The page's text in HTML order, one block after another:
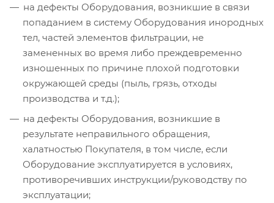
на дефекты Оборудования, возникшие в связи
попаданием в систему Оборудования инородных
тел, частей элементов фильтрации, не
замененных во время либо преждевременно
изношенных по причине плохой подготовки
окружающей среды (пыль, грязь, отходы
производства и т.д.);
на дефекты Оборудования, возникшие в
результате неправильного обращения,
халатностью Покупателя, в том числе, если
Оборудование эксплуатируется в условиях,
противоречивших инструкции/руководству по
эксплуатации;